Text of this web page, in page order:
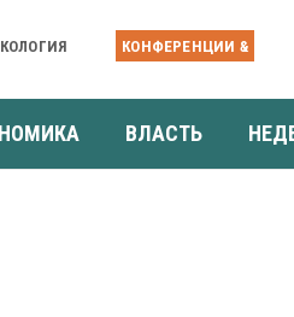
КОНФЕРЕНЦИИ &
ВЛАСТЬ